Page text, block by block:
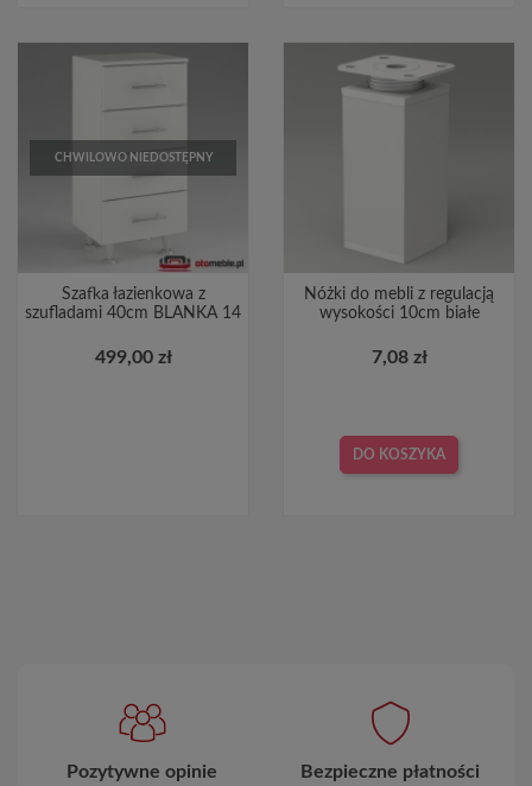
CHWILOWO NIEDOSTĘPNY
Szafka łazienkowa z
szufladami 40cm BLANKA 14
499,00 zł
Nóżki do mebli z regulacją
wysokości 10cm białe
7,08 zł
DO KOSZYKA
Pozytywne opinie
Bezpieczne płatności